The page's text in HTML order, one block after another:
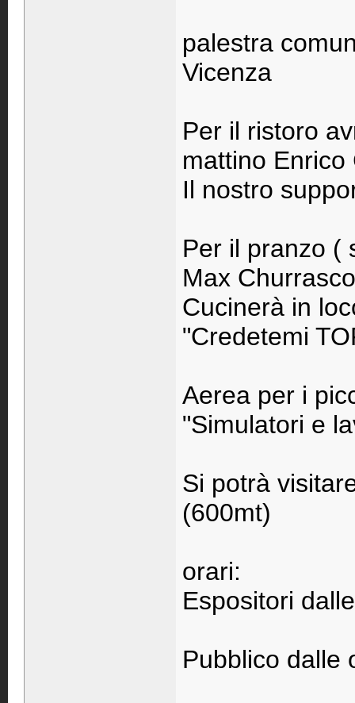
palestra
Vicenza
Per il ristoro
mattino
Il nostro
Per il pranzo (
Max
Cucinerà in
"Credetemi
Aerea per i
"Simulatori e
Si potrà
(600mt)
orari:
Espositori
Pubblico dalle